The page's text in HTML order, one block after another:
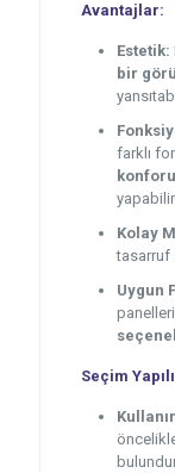
Avantajlar:
Estetik:
bir
farklı
Kolay
tasarruf
Uygun
Seçim